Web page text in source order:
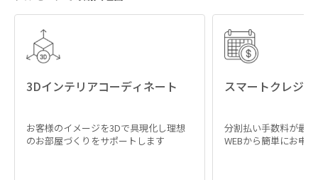
3Dインテリアコーディネート
お客様のイメージを3Dで具現化し理想
のお部屋づくりをサポートします
スマートクレジ
分割払い手数料が最
WEBから簡単にお申